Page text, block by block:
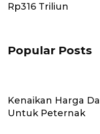
Rp316 Triliun
Popular Posts
Kenaikan Harga
Untuk Peternak